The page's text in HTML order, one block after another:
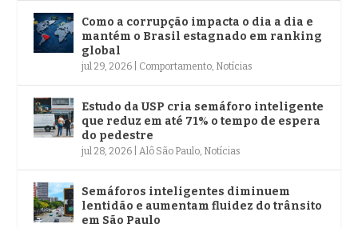
Como a corrupção impacta o dia a dia e
mantém o Brasil estagnado em ranking
global
jul 29, 2026 Comportamento Notícias
Estudo da USP cria semáforo inteligente
que reduz em até 71% o tempo de espera
do pedestre
jul 28, 2026 Alô São Paulo Notícias
Semáforos inteligentes diminuem
lentidão e aumentam fluidez do trânsito
em São Paulo